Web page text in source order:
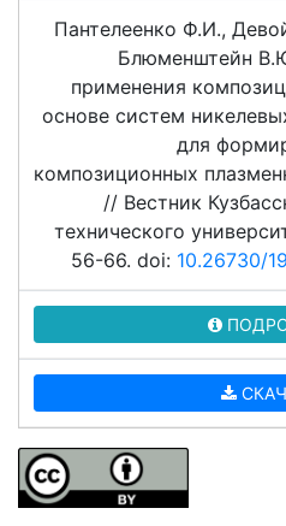
Пантелеенко Ф.И.,
Блюменштейн
применения
основе систем
для
композиционных
// Вестник
технического
56-66. doi: 10.26730/